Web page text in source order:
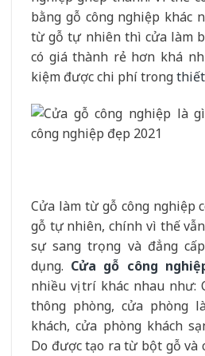
bằng gỗ công nghiệp khác
từ gỗ tự nhiên thì cửa làm
có giá thành rẻ hơn khá
kiệm được chi phí trong
Cửa làm từ gỗ công nghiệp
gỗ tự nhiên, chính vì thế
sự sang trọng và đẳng
dụng. Cửa gỗ công
nhiều vị trí khác nhau như:
thông phòng, cửa phòng
khách, cửa phòng khách
Do được tạo ra từ bột gỗ và